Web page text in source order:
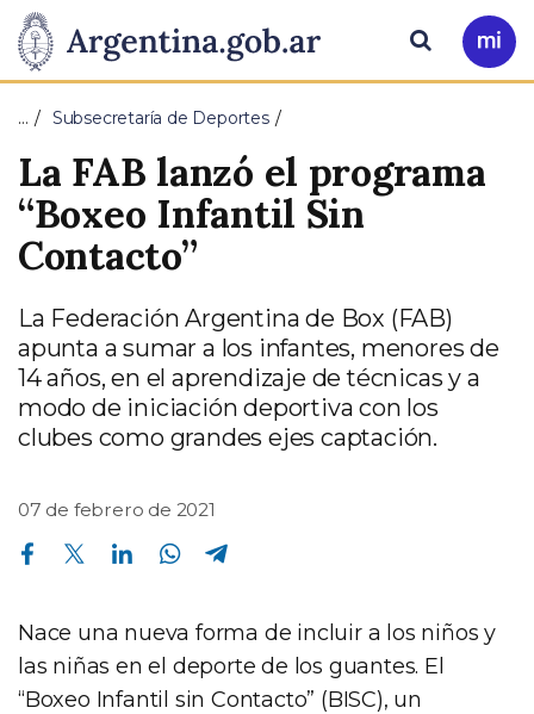
Presidencia
de
la
Nación
Pasar al contenido principal
Ir
a
Buscar
… Subsecretaría de Deportes
La FAB lanzó el programa
“Boxeo Infantil Sin
Contacto”
La Federación Argentina de Box (FAB)
apunta a sumar a los infantes, menores de
14 años, en el aprendizaje de técnicas y a
modo de iniciación deportiva con los
clubes como grandes ejes captación.
07 de febrero de 2021
Compartir en Facebook Compartir en Twitter Compartir en Linkedin Compartir en Whatsapp
Nace una nueva forma de incluir a los niños y
las niñas en el deporte de los guantes. El
“Boxeo Infantil sin Contacto” (BISC), un